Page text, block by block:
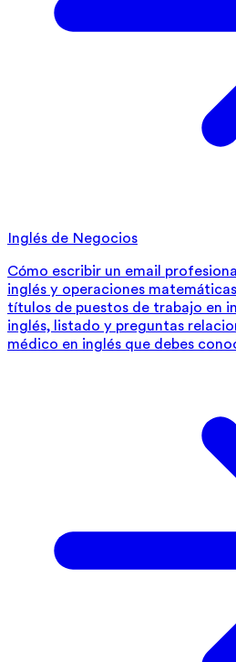
Inglés de Negocios
Cómo escribir un email
inglés y operaciones matemáticas
títulos de puestos de trabajo en
inglés, listado y preguntas
médico en inglés que debes